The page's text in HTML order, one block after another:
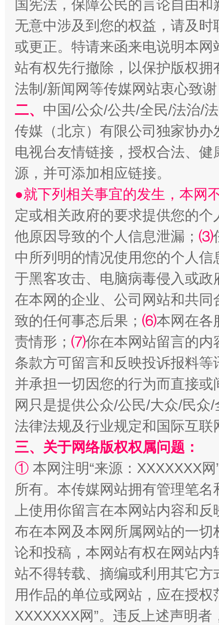
揭开“小金库”的免责幌子
受贿1.44亿！段成刚被判无期
阿坝州三大球赛在茂县开幕
国家大学科技园优化重塑工作
国宪法，保障公民的言论自由
无意中涉及到您的权益，请及
或更正。特请来函来电说明本
站有权先行撤除，以保护版权
法制/新闻网等传媒网站衷心致
二、 中国/公众/公共/全民/法治/
传媒（北京）有限公司独家协
电视台友情链接，授权合法、
源，并可添加相应链接。
●就下列相关事宜的发生，本网
定或相关政府的要求提供您的个
他原因导致的个人信息泄漏； ⑶
中所列明的情况使用您的个人
于黑客攻击、电脑病毒侵入或
在本网的企业、公司网站和共
致的任何事态后果； ⑹本网在各
责情形； ⑺你在本网站留言的内
条款方可留言和反映投诉报料
并承担一切因您的行为而直接
网只是提供公众/公民/大众/民
法律法规及行业规定和国际互
三、关于网络版权权属问题：
① 本网注明“来源：XXXXXXX
所有。本传媒网站拥有管理笔
上使用你留言在本网站内容和
布在本网及本网所属网站的一
论和投稿，本网站有权在网站
站不得转载、摘编或利用其它
用作品的单位或网站，应在授
XXXXXXX网”。违反上述声明